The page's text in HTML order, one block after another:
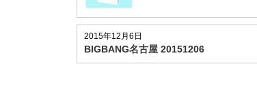
2015年12月6日
BIGBANG名古屋 20151206